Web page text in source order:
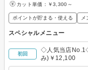
カット単価： ￥3,300～
ポイントが貯まる・使える メ
スペシャルメニュー
初回
◇人気当店
み)￥12,100